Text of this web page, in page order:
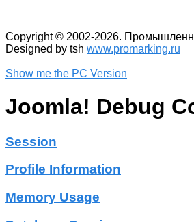
Copyright © 2002-2026.
Designed by tsh www.promarking.ru
Show me the PC Version
Joomla! Debug
Session
Profile Information
Memory Usage